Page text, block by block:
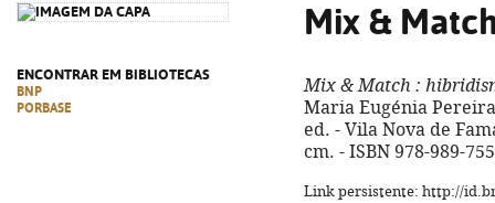
ENCONTRAR EM BIBLIOTECAS
BNP
PORBASE
Mix &
Mix & Match :
Maria Eugénia
ed. - Vila Nova de
cm. - ISBN 978-989-
Link persistente: http://